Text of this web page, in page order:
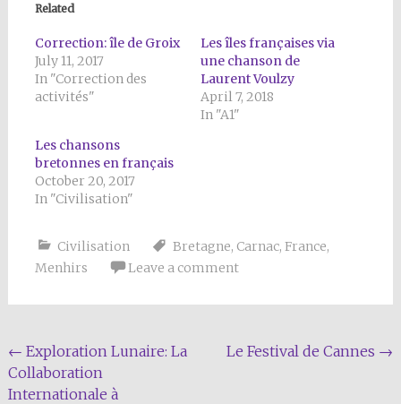
Related
Correction: île de Groix
July 11, 2017
In "Correction des
activités"
Les îles françaises via
une chanson de
Laurent Voulzy
April 7, 2018
In "A1"
Les chansons
bretonnes en français
October 20, 2017
In "Civilisation"
Civilisation Bretagne, Carnac, France,
Menhirs
Leave a comment
Post
navigation
← Exploration Lunaire: La
Collaboration
Internationale à
Le Festival de Cannes →